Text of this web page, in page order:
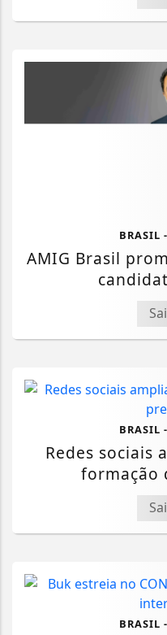
BRASIL
AMIG Brasil
BRASIL
Redes sociais
formação
BRASIL